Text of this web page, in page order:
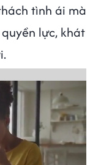
tình ái mà
lực, khát